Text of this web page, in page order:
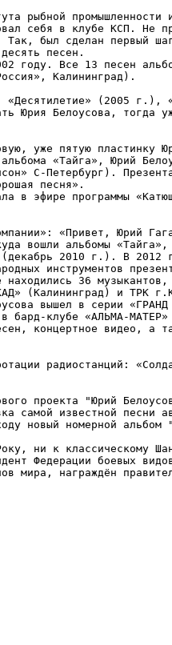
рыбной
себя в клубе КСП. Не
Так, был сделан
песен.
году. Все 13 песен
Калининград).
(2005
Юрия Белоусова,
уже пятую
«Тайга», Юрий
С-Петербург).
песня».
в эфире программы
«Привет,
вошли альбомы
(декабрь 2010 г.). В
инструментов
36
(Калининград) и ТРК
вышел в серии
клубе «АЛЬМА-
концертное видео,
радиостанций:
проекта "Юрий
самой известной
новый номерной
ни к
Федерации боевых
мира, награждён